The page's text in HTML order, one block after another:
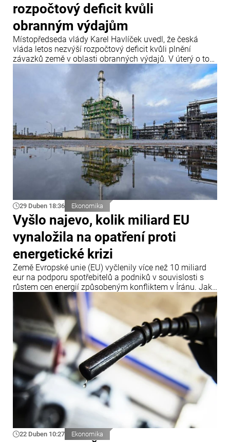
rozpočtový deficit kvůli
obranným výdajům
Místopředseda vlády Karel Havlíček uvedl, že česká
vláda letos nezvýší rozpočtový deficit kvůli plnění
závazků země v oblasti obranných výdajů. V úterý o tom
informoval server Novinky.cz.
29 Duben 18:36 Ekonomika
Vyšlo najevo, kolik miliard EU
vynaložila na opatření proti
energetické krizi
Země Evropské unie (EU) vyčlenily více než 10 miliard
eur na podporu spotřebitelů a podniků v souvislosti s
růstem cen energií způsobeným konfliktem v Íránu. Jak
uvádí agentura Bloomberg, informace byly zveřejněny
28. dubna.
22 Duben 10:27 Ekonomika